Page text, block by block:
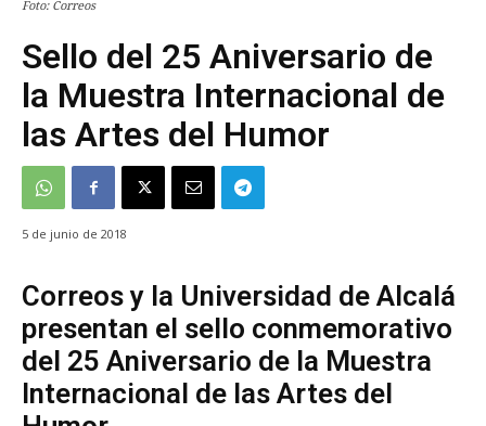
Foto: Correos
Sello del 25 Aniversario de
la Muestra Internacional de
las Artes del Humor
5 de junio de 2018
Correos y la Universidad de Alcalá
presentan el sello conmemorativo
del 25 Aniversario de la Muestra
Internacional de las Artes del